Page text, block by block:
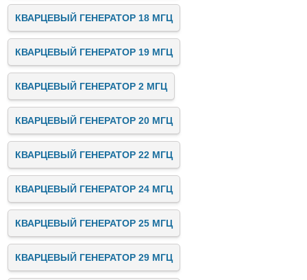
КВАРЦЕВЫЙ ГЕНЕРАТОР 18 МГЦ
КВАРЦЕВЫЙ ГЕНЕРАТОР 19 МГЦ
КВАРЦЕВЫЙ ГЕНЕРАТОР 2 МГЦ
КВАРЦЕВЫЙ ГЕНЕРАТОР 20 МГЦ
КВАРЦЕВЫЙ ГЕНЕРАТОР 22 МГЦ
КВАРЦЕВЫЙ ГЕНЕРАТОР 24 МГЦ
КВАРЦЕВЫЙ ГЕНЕРАТОР 25 МГЦ
КВАРЦЕВЫЙ ГЕНЕРАТОР 29 МГЦ